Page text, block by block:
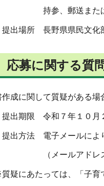
郵送またはＦＡＸ
出場所 長野県県民文化
募に関する質
成に関して質疑がある場
出期限 令和７年１０月
出方法 電子メールによ
ールアドレス
あたっては、「子育て支